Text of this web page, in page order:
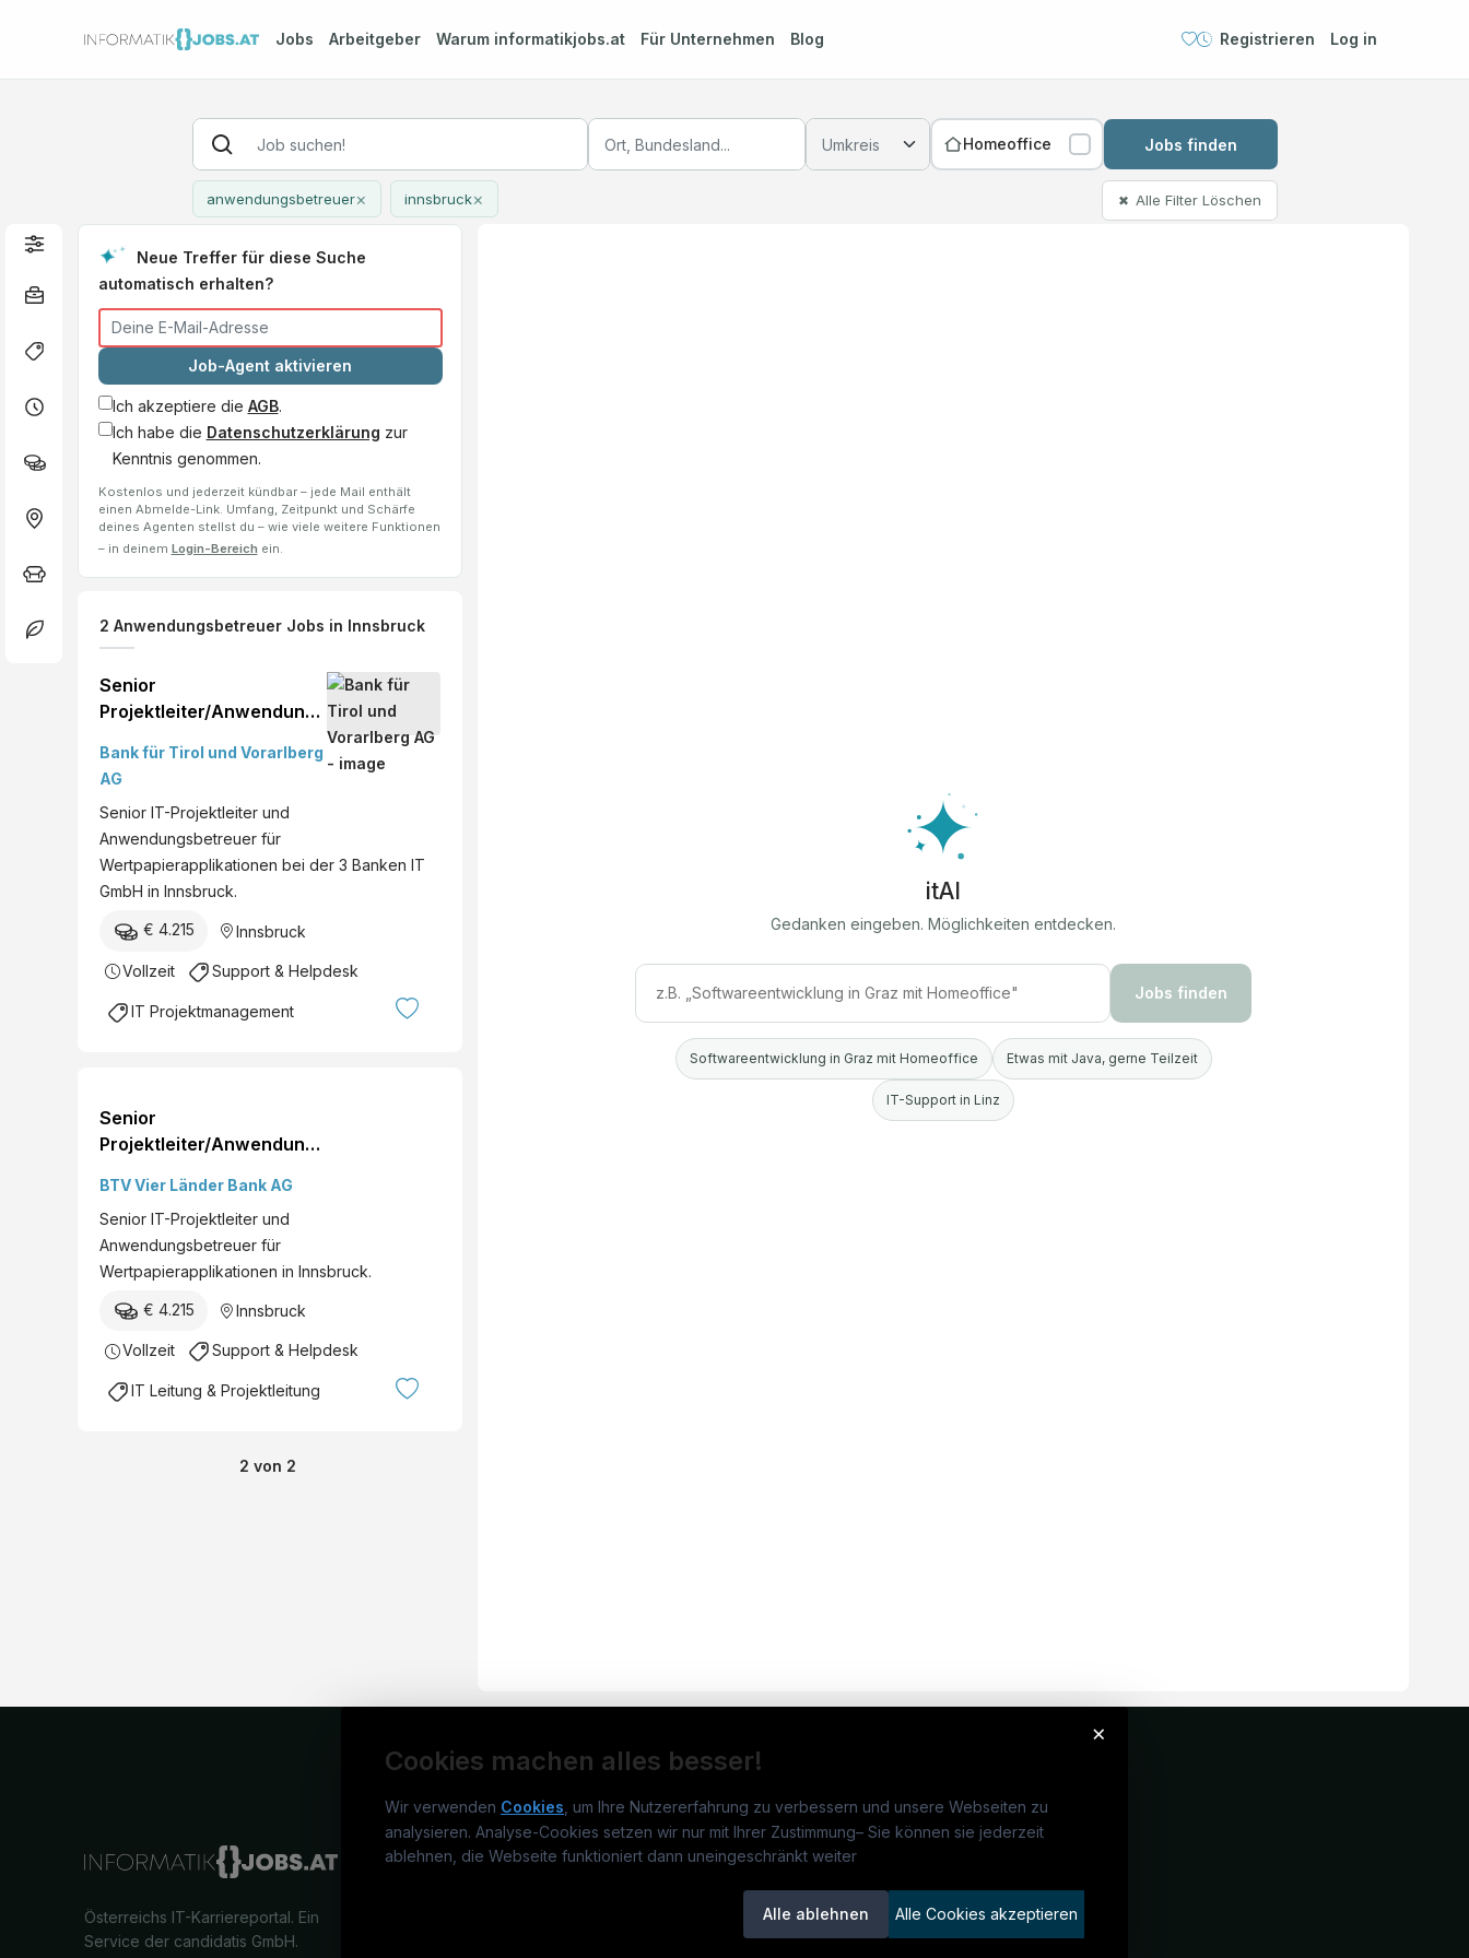
Jobs Arbeitgeber Warum informatikjobs.at Für Unternehmen Blog Registrieren Log in
Homeoffice Jobs finden
anwendungsbetreuer× innsbruck× ✖ Alle Filter Löschen
Neue Treffer für diese Suche
automatisch erhalten?
Job-Agent aktivieren
Ich akzeptiere die AGB.
Ich habe die Datenschutzerklärung zur
Kenntnis genommen.
Kostenlos und jederzeit kündbar – jede Mail enthält
einen Abmelde-Link. Umfang, Zeitpunkt und Schärfe
deines Agenten stellst du – wie viele weitere Funktionen
– in deinem Login-Bereich ein.
2 Anwendungsbetreuer Jobs in Innsbruck
Senior
Projektleiter/Anwendungs
Wertpapierapplikationen
(w/m/d)
Bank für Tirol und Vorarlberg
AG
Senior IT-Projektleiter und
Anwendungsbetreuer für
Wertpapierapplikationen bei der 3 Banken IT
GmbH in Innsbruck.
€ 4.215 Innsbruck
Vollzeit Support & Helpdesk
IT Projektmanagement
Senior
Projektleiter/Anwendungs
Wertpapierapplikationen
(w/m/d)
BTV Vier Länder Bank AG
Senior IT-Projektleiter und
Anwendungsbetreuer für
Wertpapierapplikationen in Innsbruck.
€ 4.215 Innsbruck
Vollzeit Support & Helpdesk
IT Leitung & Projektleitung
2 von 2
itAI
Gedanken eingeben. Möglichkeiten entdecken.
Jobs finden
Softwareentwicklung in Graz mit Homeoffice Etwas mit Java, gerne Teilzeit
IT-Support in Linz
×
Cookies machen alles besser!
Wir verwenden Cookies , um Ihre Nutzererfahrung zu verbessern und unsere Webseiten zu
analysieren. Analyse-Cookies setzen wir nur mit Ihrer Zustimmung– Sie können sie jederzeit
ablehnen, die Webseite funktioniert dann uneingeschränkt weiter
Alle ablehnen Alle Cookies akzeptieren
Österreichs IT-Karriereportal. Ein
Service der candidatis GmbH.
informatikjobs.at Jobs
Jobkategorien Kandidaten finden